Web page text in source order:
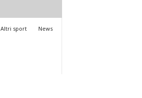
Altri sport News